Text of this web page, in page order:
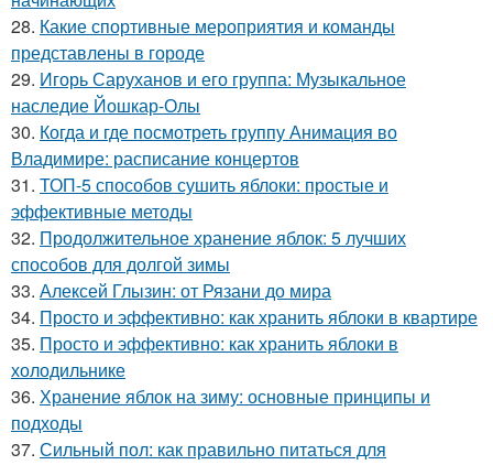
28. Какие спортивные мероприятия и команды
представлены в городе
29. Игорь Саруханов и его группа: Музыкальное
наследие Йошкар-Олы
30. Когда и где посмотреть группу Анимация во
Владимире: расписание концертов
31. ТОП-5 способов сушить яблоки: простые и
эффективные методы
32. Продолжительное хранение яблок: 5 лучших
способов для долгой зимы
33. Алексей Глызин: от Рязани до мира
34. Просто и эффективно: как хранить яблоки в квартире
35. Просто и эффективно: как хранить яблоки в
холодильнике
36. Хранение яблок на зиму: основные принципы и
подходы
37. Сильный пол: как правильно питаться для